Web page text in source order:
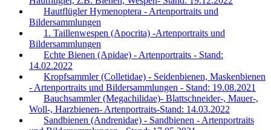
Hautflügler Hymenoptera - Artenportraits und
Bildersammlungen
1. Taillenwespen (Apocrita) -Artenportraits und
Bildersammlungen
Echte Bienen (Apidae) - Artenportraits - Stand:
14.02.2022
Kropfsammler (Colletidae) - Seidenbienen, Maskenbienen
- Artenportraits und Bildersammlungen - Stand: 19.08.2021
Bauchsammler (Megachilidae)- Blattschneider-, Mauer-,
Woll-, Harzbienen- Artenportraits-Stand: 14.03.2022
Sandbienen (Andrenidae) - Sandbienen - Artenportraits